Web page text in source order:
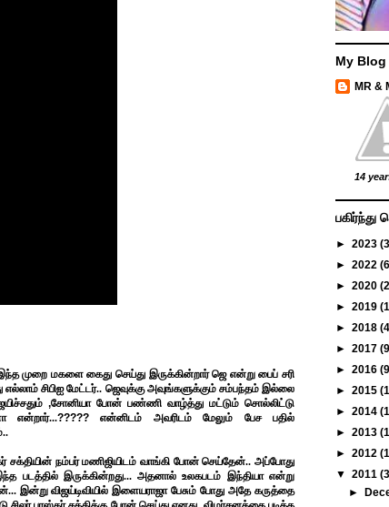
முறை மகளை கைது செய்து இருக்கின்றார் ஜெ என்று பைப் சரி
சிபிஐ மேட்டர்.. ஜெவுக்கு அவுங்களுக்கும் சம்பந்தம் இல்லை
,சோனியா போன் பண்ணி வாழ்த்து மட்டும் சொல்லிட்டு
என்றார்...?????என்னிடம் அவரிடம்
மேலும் பேச பதில்
சக்தியின் நம்பர் மணிஜியிடம் வாங்கி போன் செய்தேன்.. அப்போது
படத்தில் இருக்கின்றது... அதனால் உலகபடம் இந்தியா என்று
இன்று விஜய்டிவியில் இளையராஜா பேசும் போது அதே கருத்தை
My
MR &
14
► 2023
► 2022
► 2020
► 2019
► 2018
► 2017
► 2016
► 2015
► 2014
► 2013
► 2012
▼ 2011
►